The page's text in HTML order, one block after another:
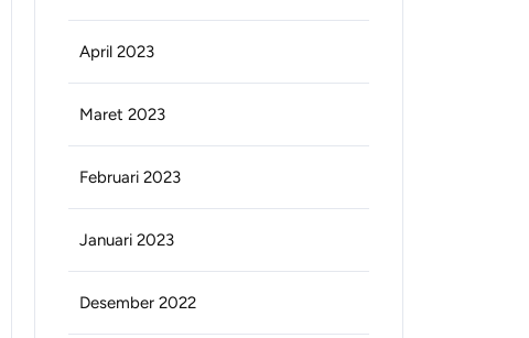
April 2023
Maret 2023
Februari 2023
Januari 2023
Desember 2022